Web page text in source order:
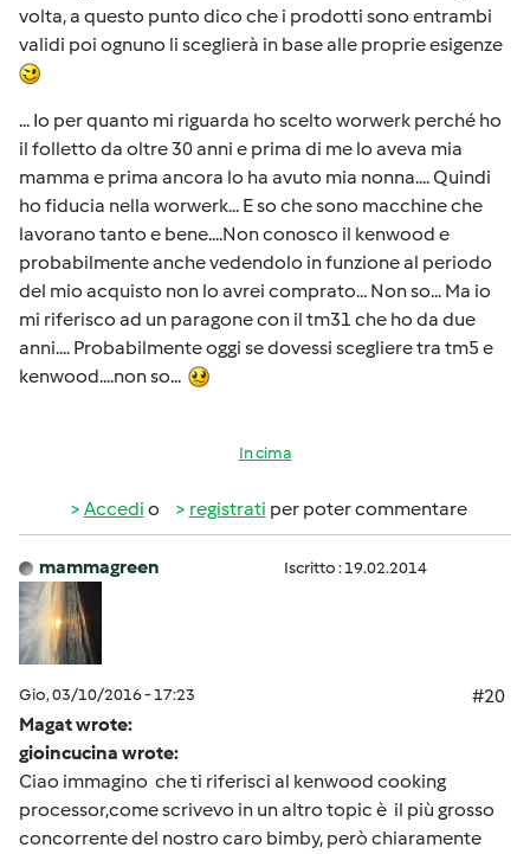
volta, a questo punto dico che i prodotti sono entrambi
validi poi ognuno li sceglierà in base alle proprie esigenze
... Io per quanto mi riguarda ho scelto worwerk perché ho
il folletto da oltre 30 anni e prima di me lo aveva mia
mamma e prima ancora lo ha avuto mia nonna.... Quindi
ho fiducia nella worwerk... E so che sono macchine che
lavorano tanto e bene....Non conosco il kenwood e
probabilmente anche vedendolo in funzione al periodo
del mio acquisto non lo avrei comprato... Non so... Ma io
mi riferisco ad un paragone con il tm31 che ho da due
anni.... Probabilmente oggi se dovessi scegliere tra tm5 e
kenwood....non so...
In cima
Accedi o registrati per poter commentare
mammagreen Iscritto : 19.02.2014
Gio, 03/10/2016 - 17:23
#20
Magat wrote:
gioincucina wrote:
Ciao immagino che ti riferisci al kenwood cooking
processor,come scrivevo in un altro topic è il più grosso
concorrente del nostro caro bimby, però chiaramente